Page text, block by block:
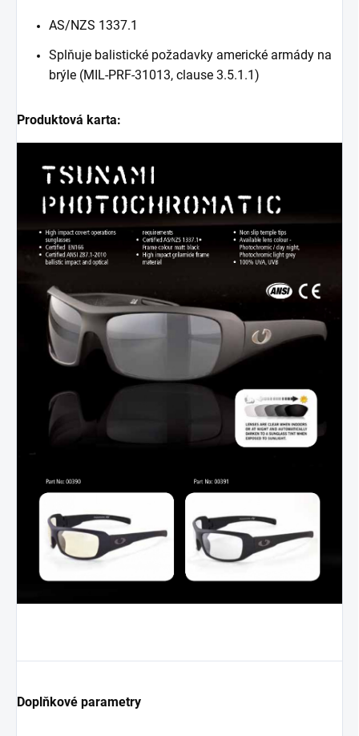
AS/NZS 1337.1
Splňuje balistické požadavky americké armády na
brýle (MIL-PRF-31013, clause 3.5.1.1)
Produktová karta:
Doplňkové parametry